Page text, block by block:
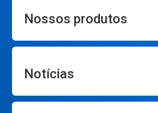
Nossos produtos
Notícias